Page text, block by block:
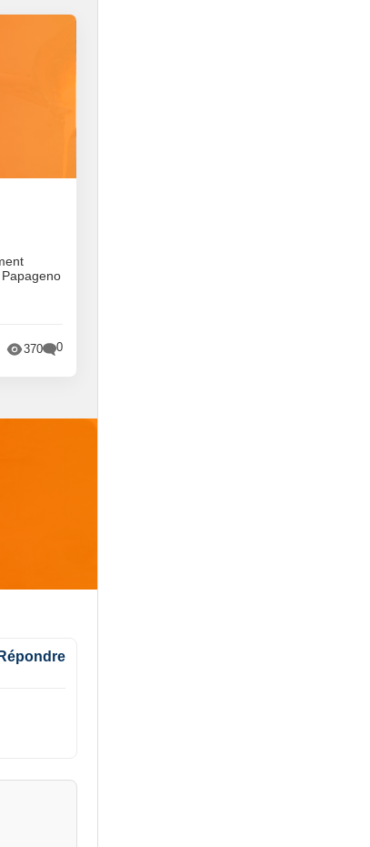
370 0
Répondre